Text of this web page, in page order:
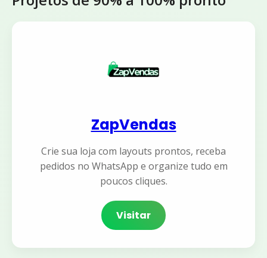
ZapVendas
Crie sua loja com layouts prontos, receba
pedidos no WhatsApp e organize tudo em
poucos cliques.
Visitar